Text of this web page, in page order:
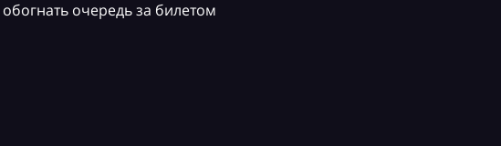
очередь за билетом